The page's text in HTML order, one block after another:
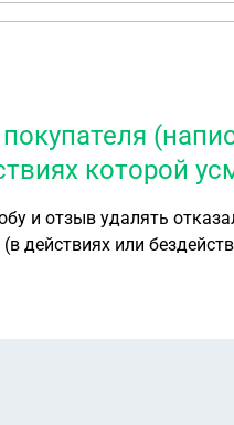
которой
можно ли привлечь к
или